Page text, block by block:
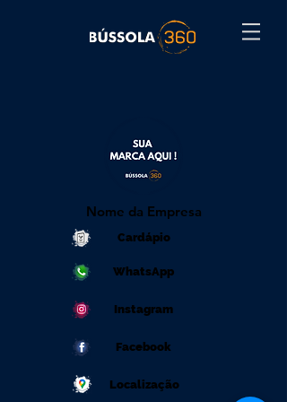
Nome da Empresa
WhatsApp
Instagram
Facebook
Localização
Cardápio